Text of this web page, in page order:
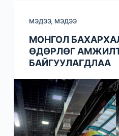
МЭДЭЭ, МЭДЭЭ
МОНГОЛ
ӨДӨРЛӨГ
БАЙГУУЛАГДЛАА